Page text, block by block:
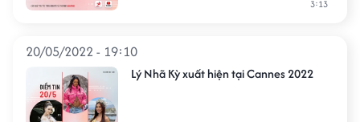
3:13
20/05/2022 - 19:10
Lý Nhã Kỳ xuất hiện tại Cannes 2022